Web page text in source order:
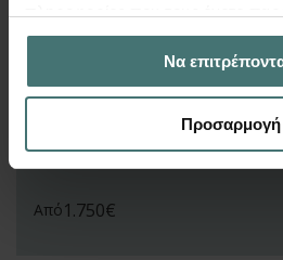
έχουν συλλέξει σε σχέση με
των υπηρεσιών τους.
Να
Προσαρμογή
Από1.750€